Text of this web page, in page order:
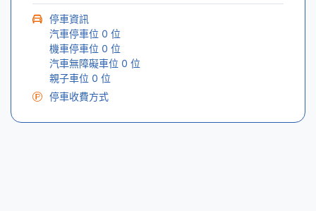
停車資訊
汽車停車位 0 位
機車停車位 0 位
汽車無障礙車位 0 位
親子車位 0 位
停車收費方式